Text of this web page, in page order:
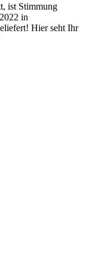
ist Stimmung
in
Hier seht Ihr